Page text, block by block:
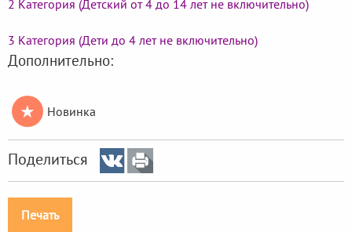
2 Категория (Детский от 4 до 14 лет не включительно)
3 Категория (Дети до 4 лет не включительно)
Дополнительно:
★ Новинка
Поделиться
Печать